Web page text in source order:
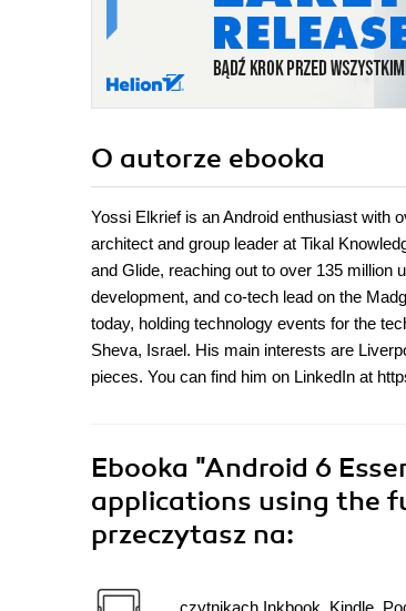
O autorze ebooka
Yossi Elkrief is an Android enthusiast with
architect and group leader at Tikal
and Glide, reaching out to over 135 million
development, and co-tech lead on the
today, holding technology events for the
Sheva, Israel. His main interests are
pieces. You can find him on LinkedIn at
Ebooka "Android 6
applications using the
przeczytasz na: